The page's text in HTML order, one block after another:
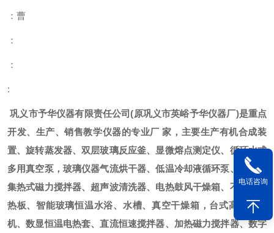
：曹
：
：
:
巩义市予华仪器有限责任公司(原巩义市英峪予华仪器厂)是重点
开发、生产、销售教学仪器的专业厂 家，主要生产有机合成装
置、旋转蒸发器、双层玻璃反应釜、显微熔点测定仪、循环水式
多用真空泵，玻璃仪器气流烘干器、低温冷却液循环泵、不锈钢
集热式磁力搅拌器、超声波清洗器、电热鼓风干燥箱、不锈钢电
热板、智能玻璃恒温水浴、水槽、真空干燥箱，台式高速离心
机、数显恒温电热套、直流恒速搅拌器、加热磁力搅拌器、数字
电话咨询